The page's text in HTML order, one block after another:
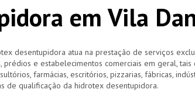
em Vila
desentupidora atua na prestação de serviços
prédios e estabelecimentos comerciais em geral, tais
farmácias, escritórios, pizzarias, fábricas,
de qualificação da hidrotex desentupidora.